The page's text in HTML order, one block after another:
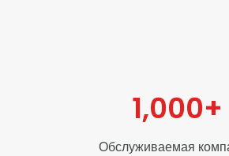
1,000+
Обслуживаемая